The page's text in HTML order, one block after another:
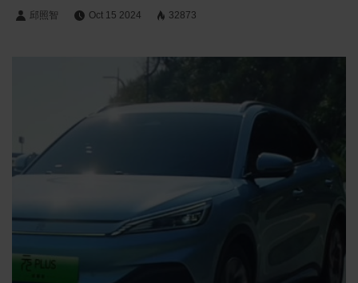
交通發展
邱照智 Oct 15 2024 32873